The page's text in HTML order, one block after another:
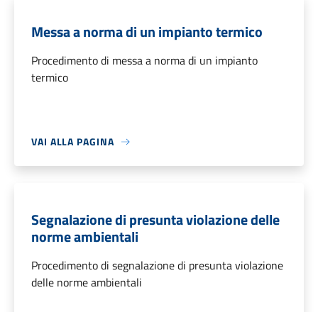
Messa a norma di un impianto termico
Procedimento di messa a norma di un impianto
termico
VAI ALLA PAGINA
Segnalazione di presunta violazione delle
norme ambientali
Procedimento di segnalazione di presunta violazione
delle norme ambientali